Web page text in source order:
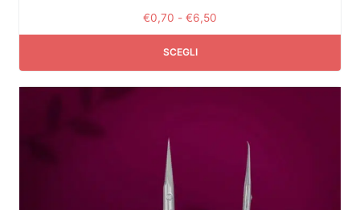
€0,70 - €6,50
SCEGLI